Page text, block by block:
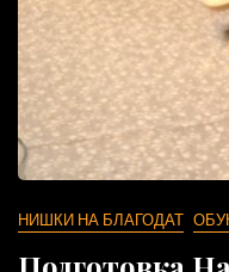
НИШКИ НА БЛАГОДАТ